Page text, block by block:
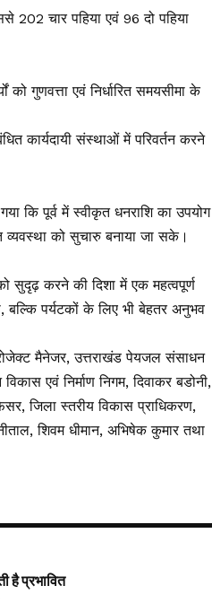
202 चार पहिया एवं 96 दो पहिया
को गुणवत्ता एवं निर्धारित समयसीमा के
कार्यदायी संस्थाओं में परिवर्तन करने
कि पूर्व में स्वीकृत धनराशि का उपयोग
व्यवस्था को सुचारु बनाया जा सके।
सुदृढ़ करने की दिशा में एक महत्वपूर्ण
बल्कि पर्यटकों के लिए भी बेहतर अनुभव
मैनेजर, उत्तराखंड पेयजल संसाधन
एवं निर्माण निगम, दिवाकर बडोनी,
जिला स्तरीय विकास प्राधिकरण,
शिवम धीमान, अभिषेक कुमार तथा
है प्रभावित